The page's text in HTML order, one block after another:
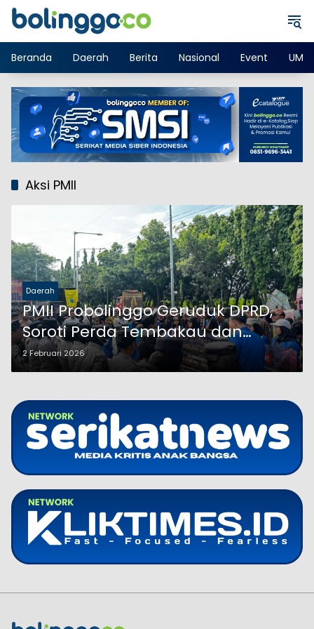
Langsung
Beranda
Daerah Berita Nasional Event
Aksi PMII
Daerah
PMII Probolinggo Geruduk DPRD,
Soroti Perda Tembakau dan
Tambang Ilegal
2 Februari 2026